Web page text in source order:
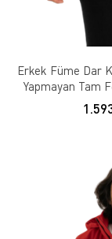
Erkek Füme Dar
Yapmayan Tam